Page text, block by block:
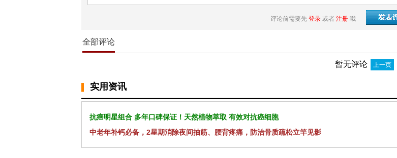
评论前需要先 登录 或者 注册 哦
全部评论
暂无评论 上一页
实用资讯
抗癌明星组合 多年口碑保证！天然植物萃取 有效对抗癌细胞
中老年补钙必备，2星期消除夜间抽筋、腰背疼痛，防治骨质疏松立竿见影